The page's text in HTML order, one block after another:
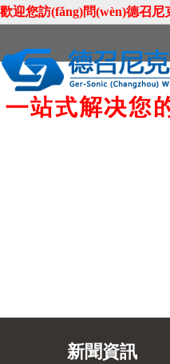
歡迎您訪(fǎng)問(wèn)德召尼
新聞資訊